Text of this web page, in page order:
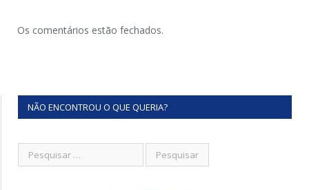
Os comentários estão fechados.
NÃO ENCONTROU O QUE QUERIA?